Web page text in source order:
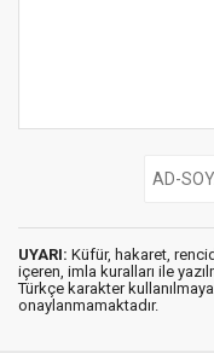
UYARI: Küfür, hakaret,
içeren, imla kuralları ile
Türkçe karakter
onaylanmamaktadır.